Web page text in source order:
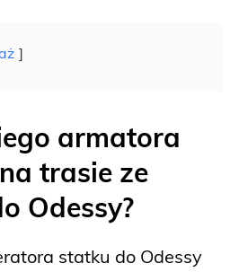
armatora
trasie ze
Odessy?
statku do Odessy